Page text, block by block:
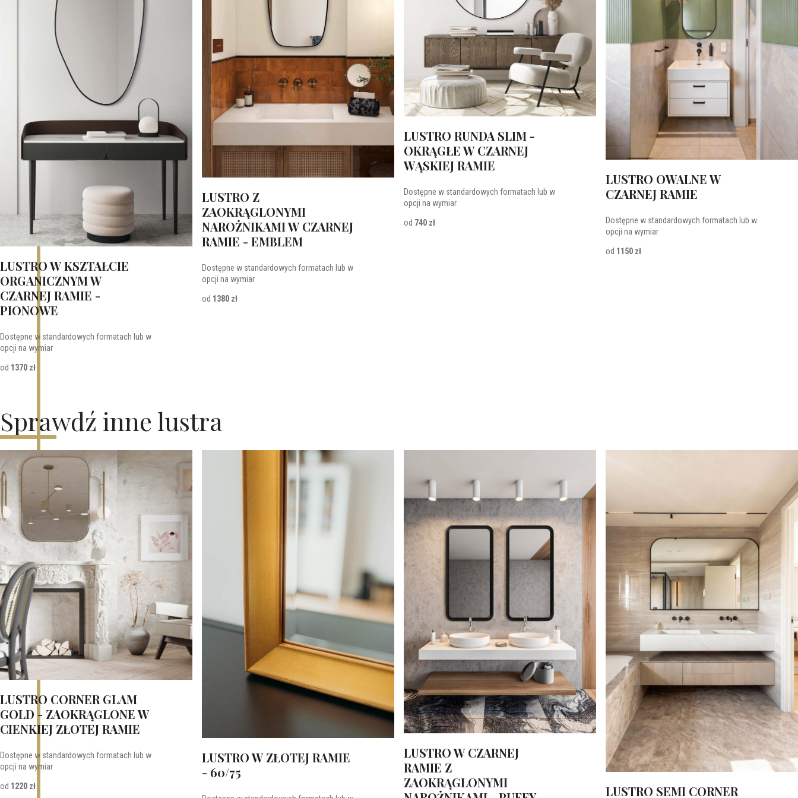
LUSTRO W KSZTAŁCIE
ORGANICZNYM W
CZARNEJ RAMIE -
PIONOWE
Dostępne w standardowych formatach lub w
opcji na wymiar
od 1370 zł
LUSTRO Z
ZAOKRĄGLONYMI
NAROŻNIKAMI W CZARNEJ
RAMIE - EMBLEM
Dostępne w standardowych formatach lub w
opcji na wymiar
od 1380 zł
LUSTRO RUNDA SLIM -
OKRĄGŁE W CZARNEJ
WĄSKIEJ RAMIE
Dostępne w standardowych formatach lub w
opcji na wymiar
od 740 zł
LUSTRO OWALNE W
CZARNEJ RAMIE
Dostępne w standardowych formatach lub w
opcji na wymiar
od 1150 zł
Sprawdź inne lustra
LUSTRO CORNER GLAM
GOLD - ZAOKRĄGLONE W
CIENKIEJ ZŁOTEJ RAMIE
Dostępne w standardowych formatach lub w
opcji na wymiar
od 1220 zł
LUSTRO W ZŁOTEJ RAMIE
- 60/75
LUSTRO W CZARNEJ
RAMIE Z
ZAOKRĄGLONYMI
LUSTRO SEMI CORNER